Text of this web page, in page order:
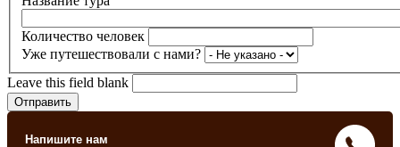
Количество человек
Уже путешествовали с нами?
Leave this field blank